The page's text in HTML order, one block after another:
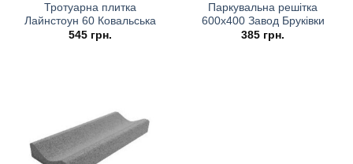
Тротуарна плитка
Лайнстоун 60 Ковальська
545 грн.
Паркувальна решітка
600х400 Завод Бруківки
385 грн.